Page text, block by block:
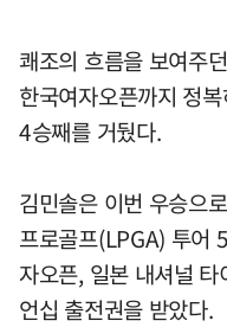
쾌조의 흐름을 보여주
한국여자오픈까지 정
4승째를 거뒀다.
김민솔은 이번 우승으
프로골프(LPGA) 투어
자오픈, 일본 내셔널
언십 출전권을 받았다.